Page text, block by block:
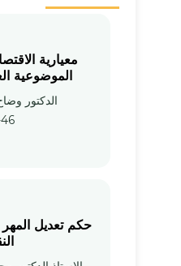
معيارية
الموضوعية
الدكتور
حكم تعديل